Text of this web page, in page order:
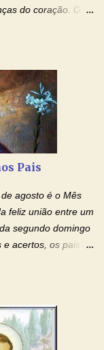
do coração. O
de rádio
corrente de
milagre, da cura;
até que o
Ágape de Jesus e
Amados!! Nesta
com as
DE JESUS E NO
Pais
agosto é o Mês
feliz união entre um
segundo domingo
acertos, os pais
E, em geral,
com suas
nos em suas